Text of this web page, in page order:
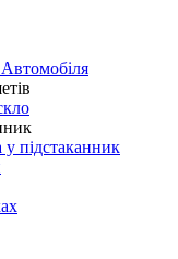
підстаканник